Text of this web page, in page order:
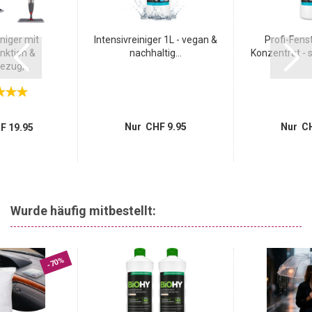
mit
&
19.95
Intensivreiniger 1L - vegan &
nachhaltig...
Nur CHF 9.95
Profi-
Konzentrat -
Nur
Wurde häufig mitbestellt:
-70%